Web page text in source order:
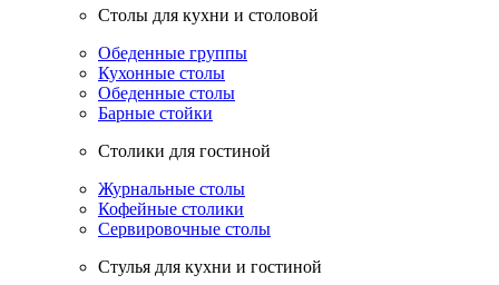
Столы для кухни и столовой
Обеденные группы
Кухонные столы
Обеденные столы
Барные стойки
Столики для гостиной
Журнальные столы
Кофейные столики
Сервировочные столы
Стулья для кухни и гостиной